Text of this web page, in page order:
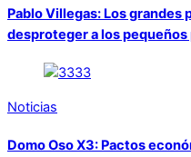
Pablo Villegas: Los
desproteger a los
Noticias
Domo Oso X3: Pactos